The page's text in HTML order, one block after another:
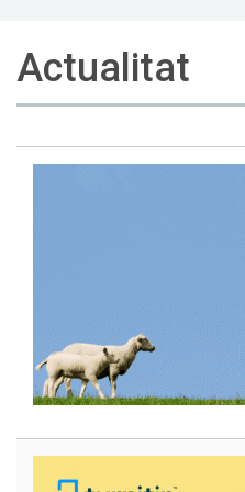
Actualitat